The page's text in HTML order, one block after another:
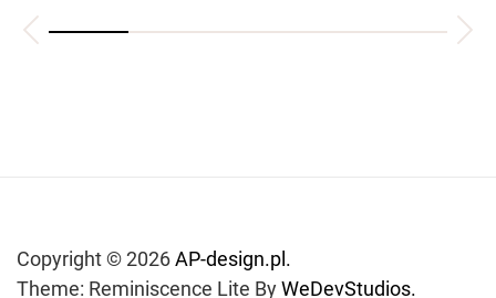
Copyright © 2026AP-design.pl.
Theme: Reminiscence Lite ByWeDevStudios.